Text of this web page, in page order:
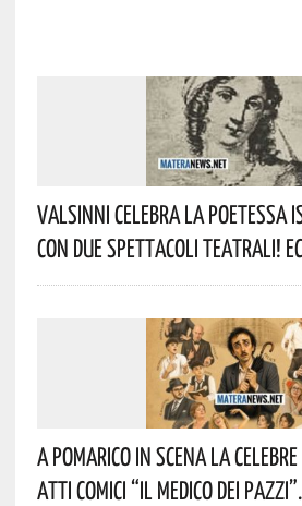
Valsinni Celebra La Poetessa
Con Due Spettacoli Teatrali!
A Pomarico In Scena La
Atti Comici “Il Medico Dei